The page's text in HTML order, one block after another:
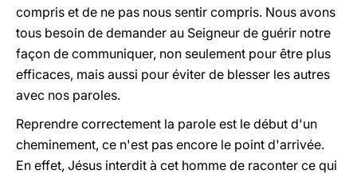
compris et de ne pas nous sentir compris. Nous avons
tous besoin de demander au Seigneur de guérir notre
façon de communiquer, non seulement pour être plus
efficaces, mais aussi pour éviter de blesser les autres
avec nos paroles.
Reprendre correctement la parole est le début d'un
cheminement, ce n'est pas encore le point d'arrivée.
En effet, Jésus interdit à cet homme de raconter ce qui